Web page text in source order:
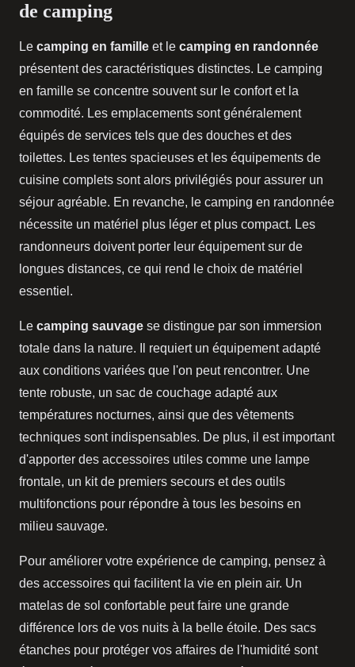
de camping
Le camping en famille et le camping en randonnée
présentent des caractéristiques distinctes. Le camping
en famille se concentre souvent sur le confort et la
commodité. Les emplacements sont généralement
équipés de services tels que des douches et des
toilettes. Les tentes spacieuses et les équipements de
cuisine complets sont alors privilégiés pour assurer un
séjour agréable. En revanche, le camping en randonnée
nécessite un matériel plus léger et plus compact. Les
randonneurs doivent porter leur équipement sur de
longues distances, ce qui rend le choix de matériel
essentiel.
Le camping sauvage se distingue par son immersion
totale dans la nature. Il requiert un équipement adapté
aux conditions variées que l'on peut rencontrer. Une
tente robuste, un sac de couchage adapté aux
températures nocturnes, ainsi que des vêtements
techniques sont indispensables. De plus, il est important
d'apporter des accessoires utiles comme une lampe
frontale, un kit de premiers secours et des outils
multifonctions pour répondre à tous les besoins en
milieu sauvage.
Pour améliorer votre expérience de camping, pensez à
des accessoires qui facilitent la vie en plein air. Un
matelas de sol confortable peut faire une grande
différence lors de vos nuits à la belle étoile. Des sacs
étanches pour protéger vos affaires de l'humidité sont